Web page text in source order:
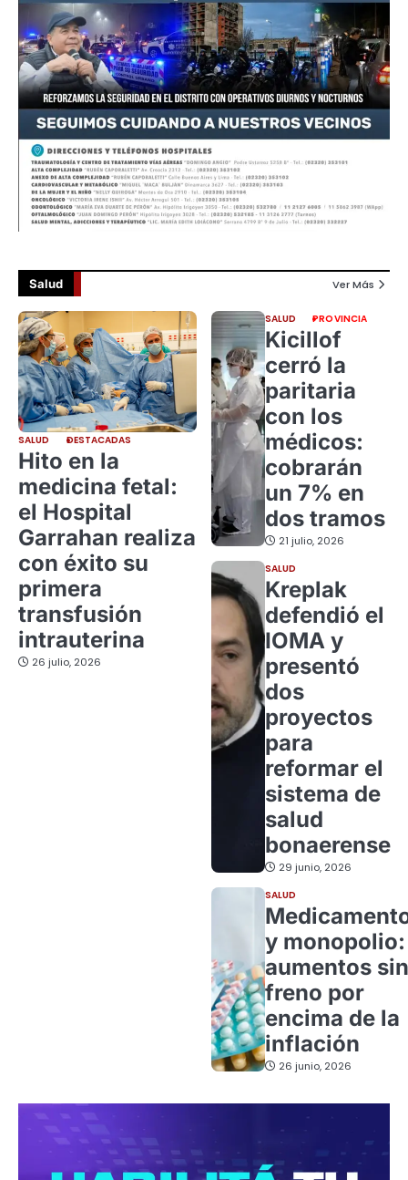
Salud Ver Más
SALUD DESTACADAS
Hito en la
medicina fetal:
el Hospital
Garrahan realiza
con éxito su
primera
transfusión
intrauterina
26 julio, 2026
SALUD PROVINCIA
Kicillof
cerró la
paritaria
con los
médicos:
cobrarán
un 7% en
dos tramos
21 julio, 2026
SALUD
Kreplak
defendió el
IOMA y
presentó
dos
proyectos
para
reformar el
sistema de
salud
bonaerense
29 junio, 2026
SALUD
y monopolio:
aumentos sin
freno por
encima de la
inflación
26 junio, 2026